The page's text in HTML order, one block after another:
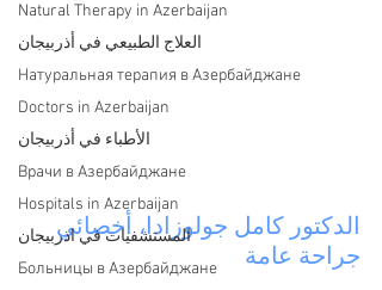
Natural Therapy in Azerbaijan
العلاج الطبيعي في أذربيجان
Натуральная терапия в Азербайджане
Doctors in Azerbaijan
الأطباء في أذربيجان
Врачи в Азербайджане
Hospitals in Azerbaijan
المستشفيات في اذربيجان
Больницы в Азербайджане
الدكتور كامل جولوزادا، أخصائي
جراحة عامة